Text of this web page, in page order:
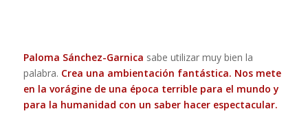
Paloma Sánchez-Garnica sabe utilizar muy bien la
palabra. Crea una ambientación fantástica. Nos mete
en la vorágine de una época terrible para el mundo y
para la humanidad con un saber hacer espectacular.